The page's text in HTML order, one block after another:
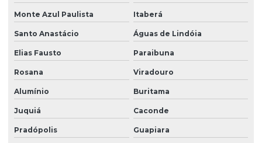
Sistema de portaria virtual
Soluções em facilities
Terceirização de limpeza
Terceirização de limpeza para condomínios
Terceirização de limpeza empresarial
Terceirização de zeladoria
Terceirizada de limpeza
Monte Azul Paulista Itaberá
Santo Anastácio Águas de Lindóia
Elias Fausto Paraibuna
Rosana Viradouro
Alumínio Buritama
Juquiá Caconde
Pradópolis Guapiara